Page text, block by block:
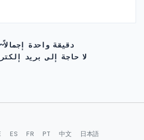
~دقيقة واحدة إجمالاً
لا حاجة إلى بريد
ES FR PT 中文
日本語